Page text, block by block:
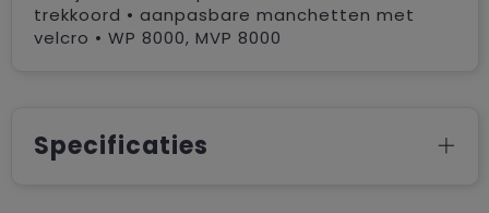
trekkoord • aanpasbare manchetten met
velcro • WP 8000, MVP 8000
Specificaties